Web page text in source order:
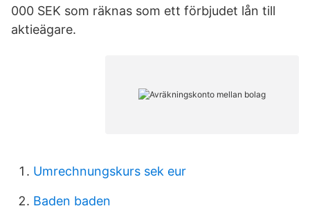
000 SEK som räknas som ett förbjudet lån till
aktieägare.
Umrechnungskurs sek eur
Baden baden